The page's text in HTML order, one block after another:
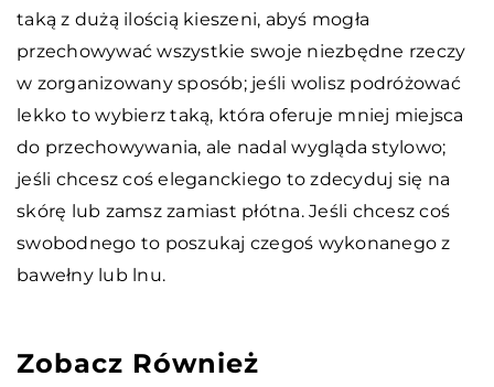
taką z dużą ilością kieszeni, abyś mogła
przechowywać wszystkie swoje niezbędne rzeczy
w zorganizowany sposób; jeśli wolisz podróżować
lekko to wybierz taką, która oferuje mniej miejsca
do przechowywania, ale nadal wygląda stylowo;
jeśli chcesz coś eleganckiego to zdecyduj się na
skórę lub zamsz zamiast płótna. Jeśli chcesz coś
swobodnego to poszukaj czegoś wykonanego z
bawełny lub lnu.
Zobacz Również